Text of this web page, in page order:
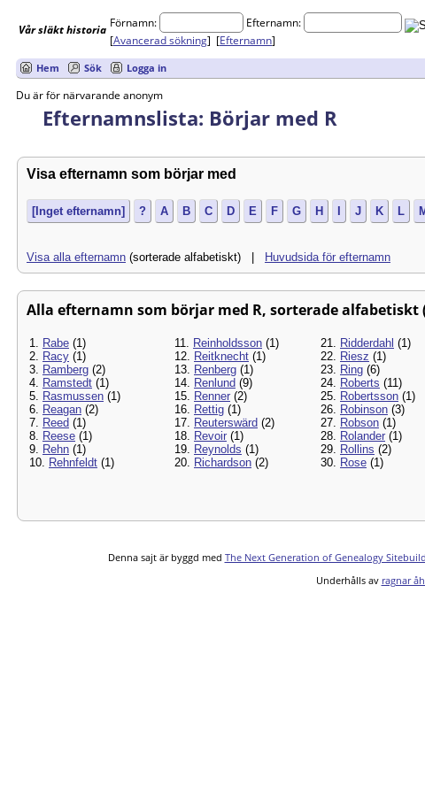
Vårsläkthistoria Förnamn:
Efternamn:
[Avancerad sökning] [Efternamn]
Hem Sök Logga in
Du är för närvarande anonym
Efternamnslista: Börjar med R
Visa efternamn som börjar med
[Inget efternamn] ? A B C D E F G H I J K L
Visa alla efternamn (sorterade alfabetiskt) | Huvudsida för efternamn
Alla efternamn som börjar med R, sorterade alfabetiskt
1. Rabe (1)
2. Racy (1)
3. Ramberg (2)
4. Ramstedt (1)
5. Rasmussen (1)
6. Reagan (2)
7. Reed (1)
8. Reese (1)
9. Rehn (1)
10. Rehnfeldt (1)
11. Reinholdsson (1)
12. Reitknecht (1)
13. Renberg (1)
14. Renlund (9)
15. Renner (2)
16. Rettig (1)
17. Reuterswärd (2)
18. Revoir (1)
19. Reynolds (1)
20. Richardson (2)
21. Ridderdahl (1)
22. Riesz (1)
23. Ring (6)
24. Roberts (11)
25. Robertsson (1)
26. Robinson (3)
27. Robson (1)
28. Rolander (1)
29. Rollins (2)
30. Rose (1)
Denna sajt är byggd med The Next Generation of Genealogy
Underhålls av ragnar